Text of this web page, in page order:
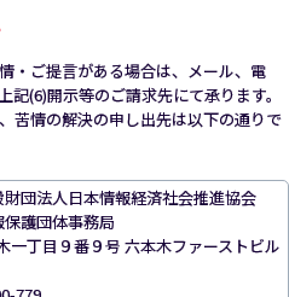
・ご提言がある場合は、メール、電
(6)開示等のご請求先にて承ります。
苦情の解決の申し出先は以下の通りで
団法人日本情報経済社会推進協会
護団体事務局
一丁目９番９号 六本木ファーストビル